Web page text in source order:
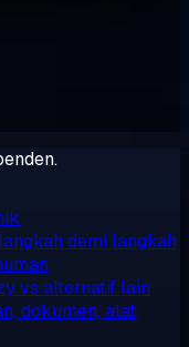
demi langkah
vs alternatif lain
dokumen, alat,